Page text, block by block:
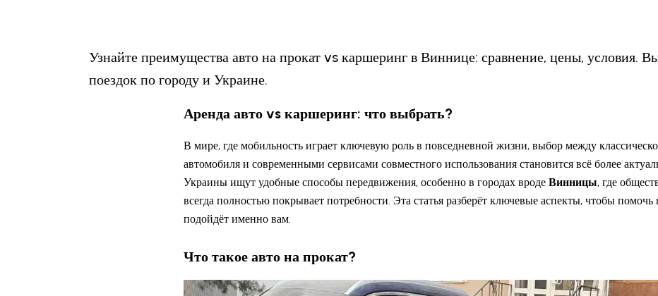
Узнайте преимущества авто на прокат vs каршеринг в Виннице: сравнение, цены, условия.
поездок по городу и Украине.
Аренда авто vs каршеринг: что выбрать?
В мире, где мобильность играет ключевую роль в повседневной жизни, выбор между
автомобиля и современными сервисами совместного использования становится всё более
Украины ищут удобные способы передвижения, особенно в городах вроде Винницы, где
всегда полностью покрывает потребности. Эта статья разберёт ключевые аспекты, чтобы помочь
подойдёт именно вам.
Что такое авто на прокат?